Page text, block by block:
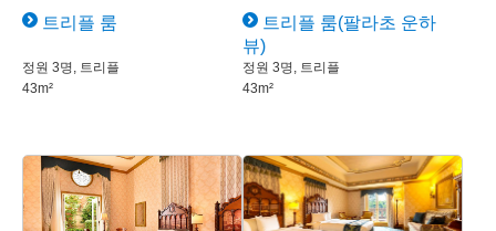
트리플 룸
정원 3명, 트리플
43m²
트리플 룸(팔라초 운하
뷰)
정원 3명, 트리플
43m²